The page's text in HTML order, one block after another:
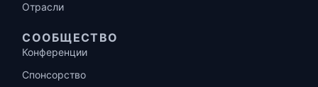
Отрасли
СООБЩЕСТВО
Конференции
Спонсорство